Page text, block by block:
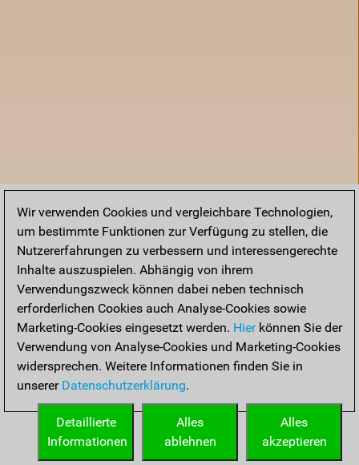
Startseite
Wir verwenden Cookies und vergleichbare Technologien,
um bestimmte Funktionen zur Verfügung zu stellen, die
Nutzererfahrungen zu verbessern und interessengerechte
Inhalte auszuspielen. Abhängig von ihrem
Verwendungszweck können dabei neben technisch
erforderlichen Cookies auch Analyse-Cookies sowie
Marketing-Cookies eingesetzt werden. Hierkönnen Sie der
Verwendung von Analyse-Cookies und Marketing-Cookies
widersprechen. Weitere Informationen finden Sie in
unserer Datenschutzerklärung.
Alles
akzeptieren
Alles
ablehnen
Detaillierte
Informationen